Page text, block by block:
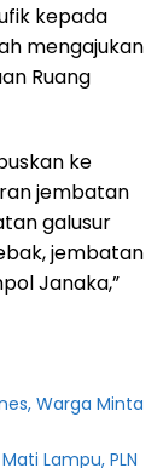
kepada
mengajukan
Ruang
ke
jembatan
galusur
jembatan
Janaka,”
Warga Minta
Lampu, PLN